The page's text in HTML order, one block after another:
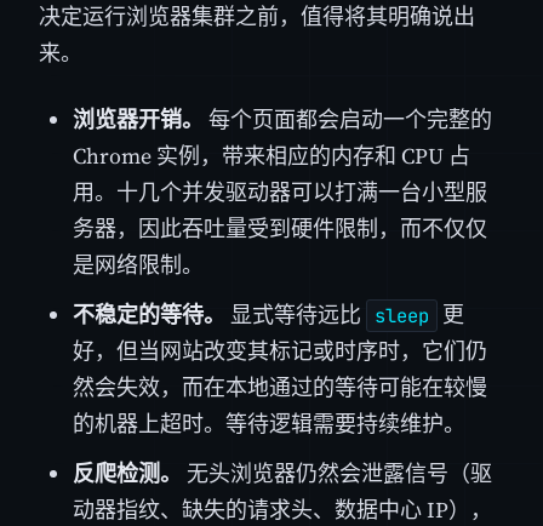
决定运行浏览器集群之前，值得将其明确说出
来。
浏览器开销。 每个页面都会启动一个完整的
Chrome 实例，带来相应的内存和 CPU 占
用。十几个并发驱动器可以打满一台小型服
务器，因此吞吐量受到硬件限制，而不仅仅
是网络限制。
不稳定的等待。 显式等待远比 sleep
更
好，但当网站改变其标记或时序时，它们仍
然会失效，而在本地通过的等待可能在较慢
的机器上超时。等待逻辑需要持续维护。
反爬检测。
无头浏览器仍然会泄露信号（驱
动器指纹、缺失的请求头、数据中心 IP），